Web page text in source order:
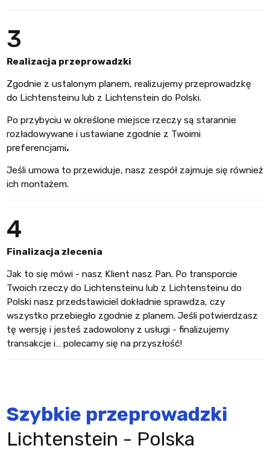
3
Realizacja przeprowadzki
Zgodnie z ustalonym planem, realizujemy przeprowadzkę
do Lichtensteinu lub z Lichtenstein do Polski.
Po przybyciu w określone miejsce rzeczy są starannie
rozładowywane i ustawiane zgodnie z Twoimi
preferencjami.
Jeśli umowa to przewiduje, nasz zespół zajmuje się również
ich montażem.
4
Finalizacja zlecenia
Jak to się mówi - nasz Klient nasz Pan. Po transporcie
Twoich rzeczy do Lichtensteinu lub z Lichtensteinu do
Polski nasz przedstawiciel dokładnie sprawdza, czy
wszystko przebiegło zgodnie z planem. Jeśli potwierdzasz
tę wersję i jesteś zadowolony z usługi - finalizujemy
transakcje i… polecamy się na przyszłość!
Szybkie przeprowadzki
Lichtenstein - Polska